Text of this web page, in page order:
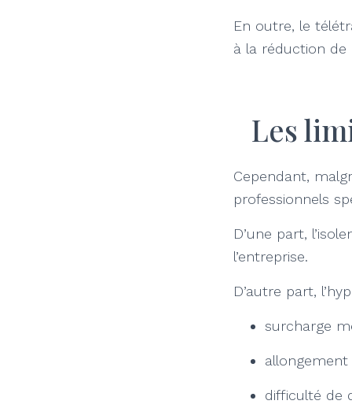
En outre, le
à la réduction de
Les
Cependant,
professionnels
D’une part,
l’entreprise.
D’autre part,
surcharge
difficulté de